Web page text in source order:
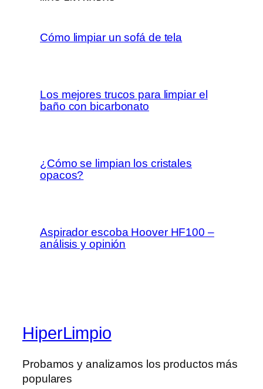
Cómo limpiar un sofá de tela
Los mejores trucos para limpiar el
baño con bicarbonato
¿Cómo se limpian los cristales
opacos?
Aspirador escoba Hoover HF100 –
análisis y opinión
HiperLimpio
Probamos y analizamos los productos más
populares